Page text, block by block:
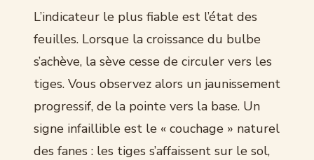
L’indicateur le plus fiable est l’état des
feuilles. Lorsque la croissance du bulbe
s’achève, la sève cesse de circuler vers les
tiges. Vous observez alors un jaunissement
progressif, de la pointe vers la base. Un
signe infaillible est le « couchage » naturel
des fanes : les tiges s’affaissent sur le sol,